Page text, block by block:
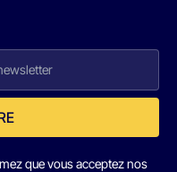
que vous acceptez nos